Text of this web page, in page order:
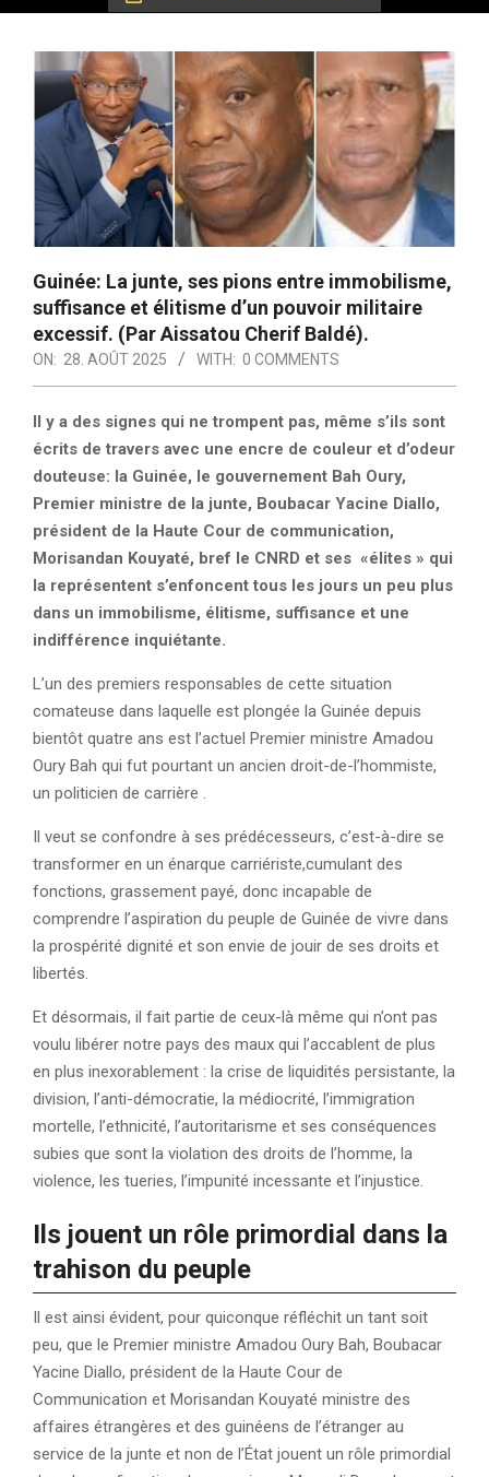
Guinée: La junte, ses pions entre immobilisme,
suffisance et élitisme d’un pouvoir militaire
excessif. (Par Aissatou Cherif Baldé).
ON: 28. AOÛT 2025 WITH: 0 COMMENTS
Il y a des signes qui ne trompent pas, même s’ils sont
écrits de travers avec une encre de couleur et d’odeur
douteuse: la Guinée, le gouvernement Bah Oury,
Premier ministre de la junte, Boubacar Yacine Diallo,
président de la Haute Cour de communication,
Morisandan Kouyaté, bref le CNRD et ses «élites » qui
la représentent s’enfoncent tous les jours un peu plus
dans un immobilisme, élitisme, suffisance et une
indifférence inquiétante.
L’un des premiers responsables de cette situation
comateuse dans laquelle est plongée la Guinée depuis
bientôt quatre ans est l’actuel Premier ministre Amadou
Oury Bah qui fut pourtant un ancien droit-de-l’hommiste,
un politicien de carrière .
Il veut se confondre à ses prédécesseurs, c’est-à-dire se
transformer en un énarque carriériste,cumulant des
fonctions, grassement payé, donc incapable de
comprendre l’aspiration du peuple de Guinée de vivre dans
la prospérité dignité et son envie de jouir de ses droits et
libertés.
Et désormais, il fait partie de ceux-là même qui n’ont pas
voulu libérer notre pays des maux qui l’accablent de plus
en plus inexorablement : la crise de liquidités persistante, la
division, l’anti-démocratie, la médiocrité, l’immigration
mortelle, l’ethnicité, l’autoritarisme et ses conséquences
subies que sont la violation des droits de l’homme, la
violence, les tueries, l’impunité incessante et l’injustice.
Ils jouent un rôle primordial dans la
trahison du peuple
Il est ainsi évident, pour quiconque réfléchit un tant soit
peu, que le Premier ministre Amadou Oury Bah, Boubacar
Yacine Diallo, président de la Haute Cour de
Communication et Morisandan Kouyaté ministre des
affaires étrangères et des guinéens de l’étranger au
service de la junte et non de l’État jouent un rôle primordial